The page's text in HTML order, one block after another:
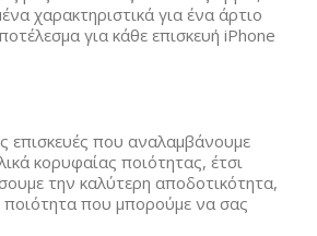
χαρακτηριστικά για ένα άρτιο
για κάθε επισκευή iPhone
επισκευές που αναλαμβάνουμε
κορυφαίας ποιότητας, έτσι
την καλύτερη αποδοτικότητα,
ποιότητα που μπορούμε να σας